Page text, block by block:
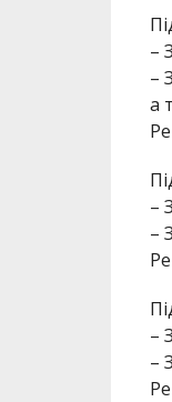
–
–
а
–
–
–
–